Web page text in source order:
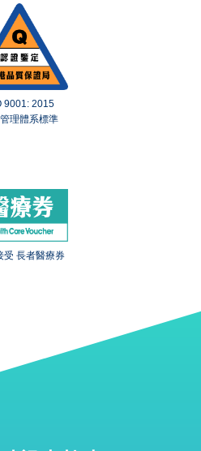
9001: 2015
理體系標準
受 長者醫療券